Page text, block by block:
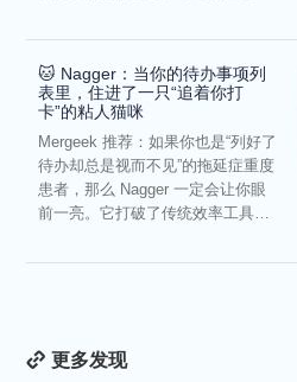
🐱 Nagger：当你的待办事项列
表里，住进了一只“追着你打
卡”的粘人猫咪
Mergeek 推荐：如果你也是“列好了
待办却总是视而不见”的拖延症重度
患者，那么 Nagger 一定会让你眼
前一亮。它打破了传统效率工具冰
更多发现